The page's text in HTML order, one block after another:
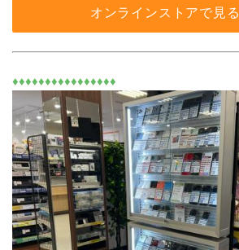
オンラインストアで見る
♦♦♦♦♦♦♦♦♦♦♦♦♦♦♦♦